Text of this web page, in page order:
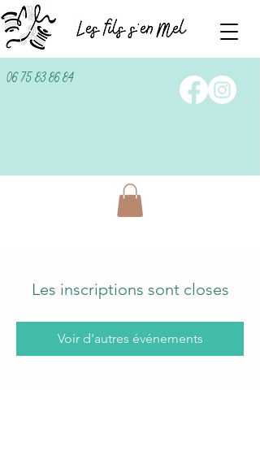
06 75 83 86 84
Les inscriptions sont closes
Voir d'autres événements